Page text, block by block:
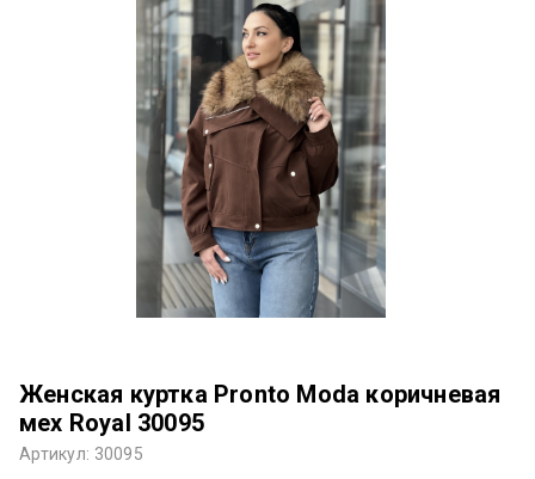
Женская куртка Pronto Moda коричневая
мех Royal 30095
Артикул: 30095